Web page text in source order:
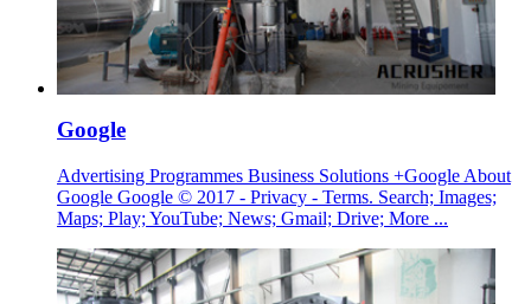
Google
Advertising Programmes Business Solutions +Google About
Google Google © 2017 - Privacy - Terms. Search; Images;
Maps; Play; YouTube; News; Gmail; Drive; More ...